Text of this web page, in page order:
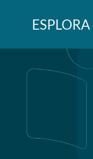
ESPLORA